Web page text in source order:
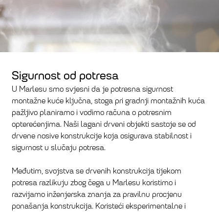
Sigurnost od potresa
U Marlesu smo svjesni da je potresna sigurnost
montažne kuće ključna, stoga pri gradnji montažnih kuća
pažljivo planiramo i vodimo računa o potresnim
opterećenjima. Naši lagani drveni objekti sastoje se od
drvene nosive konstrukcije koja osigurava stabilnost i
sigurnost u slučaju potresa.
Međutim, svojstva se drvenih konstrukcija tijekom
potresa razlikuju zbog čega u Marlesu koristimo i
razvijamo inženjerska znanja za pravilnu procjenu
ponašanja konstrukcija. Koristeći eksperimentalne i